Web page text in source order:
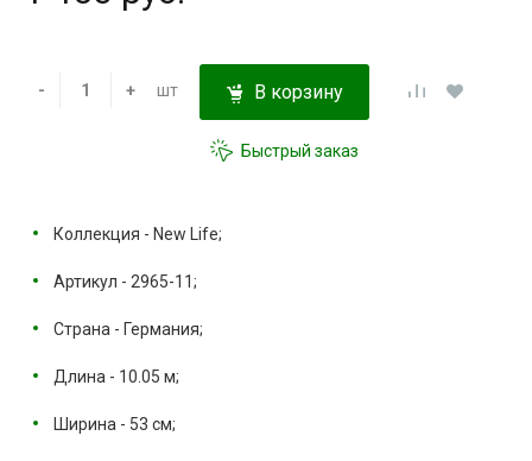
- + шт В корзину
Быстрый заказ
Коллекция - New Life;
Артикул - 2965-11;
Страна - Германия;
Длина - 10.05 м;
Ширина - 53 см;